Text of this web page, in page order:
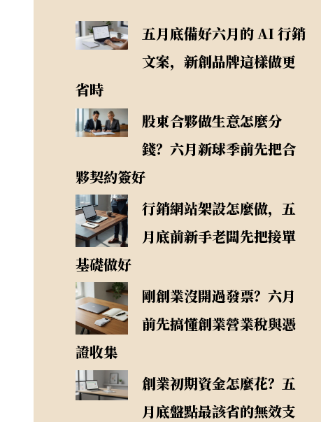
五月底備好六月的 AI 行銷
文案，新創品牌這樣做更
省時
股東合夥做生意怎麼分
錢？六月新球季前先把合
夥契約簽好
行銷網站架設怎麼做，五
月底前新手老闆先把接單
基礎做好
剛創業沒開過發票？六月
前先搞懂創業營業稅與憑
證收集
創業初期資金怎麼花？五
月底盤點最該省的無效支